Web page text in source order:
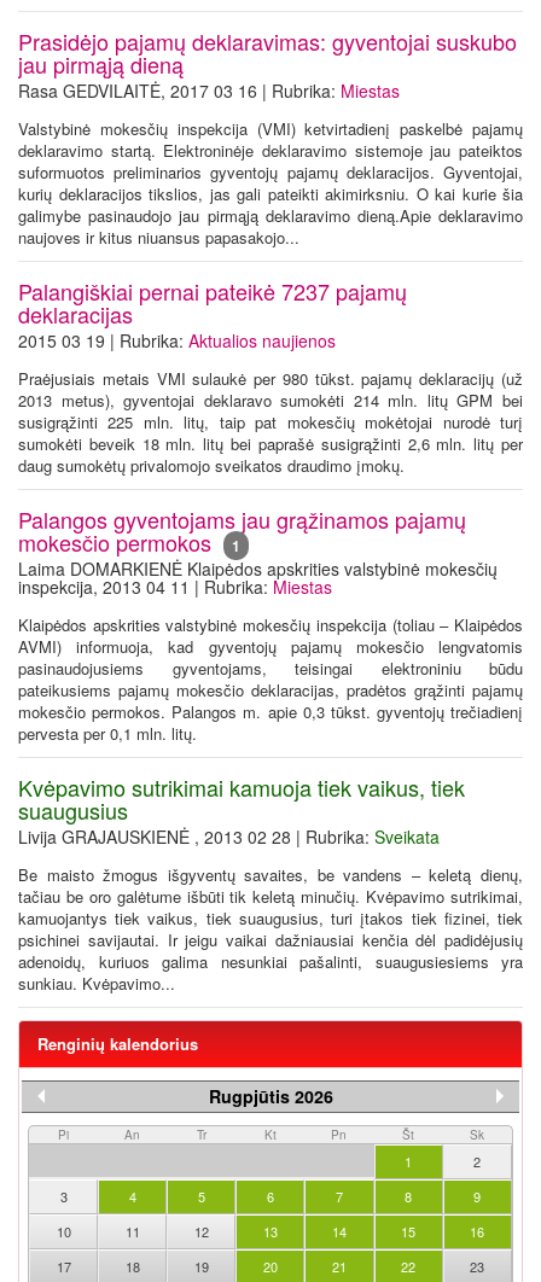
Prasidėjo pajamų deklaravimas: gyventojai suskubo
jau pirmąją dieną
Rasa GEDVILAITĖ, 2017 03 16 | Rubrika: Miestas
Valstybinė mokesčių inspekcija (VMI) ketvirtadienį paskelbė pajamų
deklaravimo startą. Elektroninėje deklaravimo sistemoje jau pateiktos
suformuotos preliminarios gyventojų pajamų deklaracijos. Gyventojai,
kurių deklaracijos tikslios, jas gali pateikti akimirksniu. O kai kurie šia
galimybe pasinaudojo jau pirmąją deklaravimo dieną.Apie deklaravimo
naujoves ir kitus niuansus papasakojo...
Palangiškiai pernai pateikė 7237 pajamų
deklaracijas
2015 03 19 | Rubrika: Aktualios naujienos
Praėjusiais metais VMI sulaukė per 980 tūkst. pajamų deklaracijų (už
2013 metus), gyventojai deklaravo sumokėti 214 mln. litų GPM bei
susigrąžinti 225 mln. litų, taip pat mokesčių mokėtojai nurodė turį
sumokėti beveik 18 mln. litų bei paprašė susigrąžinti 2,6 mln. litų per
daug sumokėtų privalomojo sveikatos draudimo įmokų.
Palangos gyventojams jau grąžinamos pajamų
mokesčio permokos 1
Laima DOMARKIENĖ Klaipėdos apskrities valstybinė mokesčių
inspekcija, 2013 04 11 | Rubrika: Miestas
Klaipėdos apskrities valstybinė mokesčių inspekcija (toliau – Klaipėdos
AVMI) informuoja, kad gyventojų pajamų mokesčio lengvatomis
pasinaudojusiems gyventojams, teisingai elektroniniu būdu
pateikusiems pajamų mokesčio deklaracijas, pradėtos grąžinti pajamų
mokesčio permokos. Palangos m. apie 0,3 tūkst. gyventojų trečiadienį
pervesta per 0,1 mln. litų.
Kvėpavimo sutrikimai kamuoja tiek vaikus, tiek
suaugusius
Livija GRAJAUSKIENĖ , 2013 02 28 | Rubrika: Sveikata
Be maisto žmogus išgyventų savaites, be vandens – keletą dienų,
tačiau be oro galėtume išbūti tik keletą minučių. Kvėpavimo sutrikimai,
kamuojantys tiek vaikus, tiek suaugusius, turi įtakos tiek fizinei, tiek
psichinei savijautai. Ir jeigu vaikai dažniausiai kenčia dėl padidėjusių
adenoidų, kuriuos galima nesunkiai pašalinti, suaugusiesiems yra
sunkiau. Kvėpavimo...
Renginių kalendorius
Rugpjūtis 2026
Pi An Tr Kt Pn Št Sk
1
2
3
4 5 6 7 8
9
10
11 12 13 14 15
16
17
18 19 20 21 22 23